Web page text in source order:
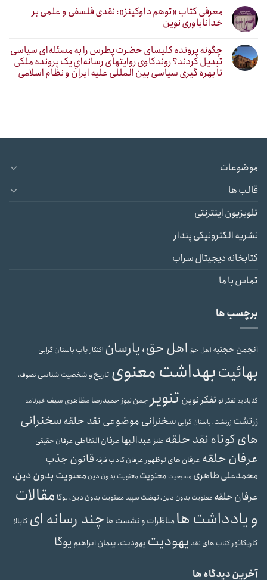
معرفی کتاب «توهم داوکینز»: نقدی فلسفی و علمی بر
خداناباوری نوین
چگونه پرونده کلیسای حضرت پطرس را به مسئله‌ای سیاسی
تبدیل کردند؟ روندکاوی روایتهای رسانه‌ایِ یک پرونده ملکی
تا بهره گیری سیاسی بین المللی علیه ایران و نظام اسلامی
موضوعات
قالب ها
تلویزیون اینترنتی
نشریه الکترونیکی پندار
کتابخانه دیجیتال سراب
تماس با ما
برچسب ها
انجمن حجتیه اهل حق اهل حق، یارسان اکنکارباب باستان گرایی
بهائیتبهداشت معنوی تاریخ و شخصیت شناسی تصوف،
گنابادیه تفکر نوتفکر نوین تنویرجمن نیوزحمیدرضا مظاهری سیفخبرنامه
زرتشت زرتشت، باستان گرایی سخنرانی موضوعی نقد حلقهسخنرانی
های کوتاه نقد حلقه طنزعبدالبهاعرفان التقاطی عرفان حقیقی
عرفان حلقه عرفان های نوظهورعرفان کاذبفرقه قانون جذب
محمدعلی طاهری مسیحیت معنویت معنویت بدون دین معنویت بدون دین،
عرفان حلقه معنویت بدون دین، نهضت سپیدمعنویت بدون دین، یوگا مقالات
و یادداشت هامناظرات و نشست ها چند رسانه ای کابالا
کاریکاتورکتاب های نقد یهودیت یهودیت، پیمان ابراهیم یوگا
آخرین دیدگاه ها